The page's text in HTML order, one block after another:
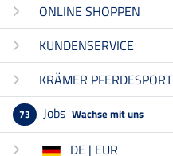
ONLINE SHOPPEN
KUNDENSERVICE
KRÄMER PFERDESPORT
73 Jobs Wachse mit uns
DE | EUR